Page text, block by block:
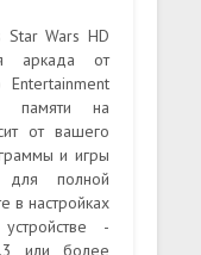
Star Wars HD
аркада от
Entertainment
памяти на
от вашего
и игры
для полной
в настройках
-
или более